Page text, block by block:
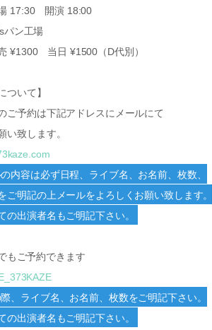
17:30 開演 18:00
パン工場
¥1300 当日 ¥1500（D代別）
ついて】
ご予約は下記アドレスにメールにて
い致します。
内容は必ず日程、ライブ名、お名前、枚数、
ご明記の上メールをよろしくお願い致します。
の出演者名もご明記下さい。
もご予約できます
、ライブ名、お名前、枚数をご明記下さい。
の出演者名もご明記下さい。